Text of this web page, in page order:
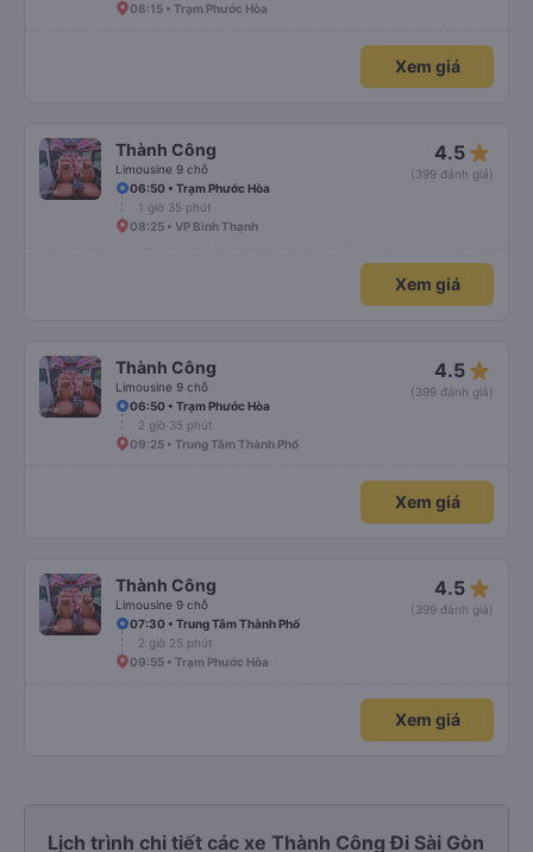
08:15 • Trạm Phước Hòa
Xem giá
Thành Công
Limousine 9 chỗ
4.5 star_rate
(399 đánh giá)
06:50 • Trạm Phước Hòa
1 giờ 35 phút
08:25 • VP Bình Thạnh
Xem giá
Thành Công
Limousine 9 chỗ
4.5 star_rate
(399 đánh giá)
06:50 • Trạm Phước Hòa
2 giờ 35 phút
09:25 • Trung Tâm Thành Phố
Xem giá
Thành Công
Limousine 9 chỗ
4.5 star_rate
(399 đánh giá)
07:30 • Trung Tâm Thành Phố
2 giờ 25 phút
09:55 • Trạm Phước Hòa
Xem giá
Lịch trình chi tiết các xe Thành Công Đi Sài Gòn